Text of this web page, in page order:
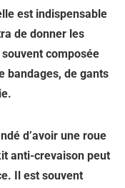
est indispensable
de donner les
composée
bandages, de gants
d’avoir une roue
anti-crevaison peut
Il est souvent